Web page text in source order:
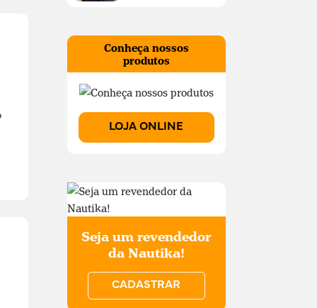
Conheça nossos
produtos
LOJA ONLINE
Seja um revendedor
da Nautika!
CADASTRAR